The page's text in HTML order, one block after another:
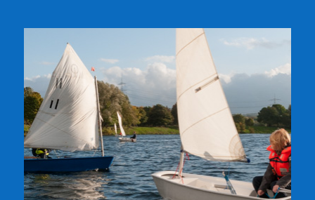
SVWK e.V.
Segelverein Witten-Kemnade e.V.